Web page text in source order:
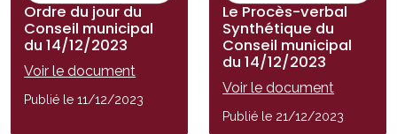
Ordre du jour du
Conseil municipal
du 14/12/2023
Voir le document
Publié le 11/12/2023
Le Procès-verbal
Synthétique du
Conseil municipal
du 14/12/2023
Voir le document
Publié le 21/12/2023